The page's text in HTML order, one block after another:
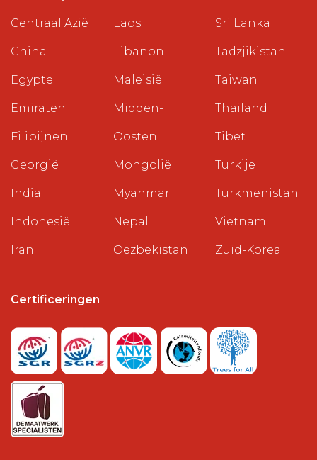
Centraal Azië
China
Egypte
Emiraten
Filipijnen
Georgië
India
Indonesië
Iran
Laos
Libanon
Maleisië
Midden-
Oosten
Mongolië
Myanmar
Nepal
Oezbekistan
Sri Lanka
Tadzjikistan
Taiwan
Thailand
Tibet
Turkije
Turkmenistan
Vietnam
Zuid-Korea
Certificeringen